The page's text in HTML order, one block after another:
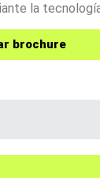
la
brochure